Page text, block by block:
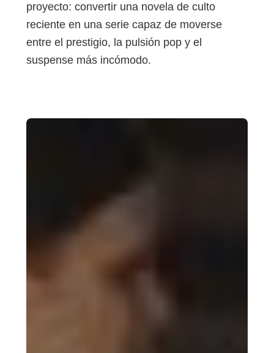
proyecto: convertir una novela de culto
reciente en una serie capaz de moverse
entre el prestigio, la pulsión pop y el
suspense más incómodo.